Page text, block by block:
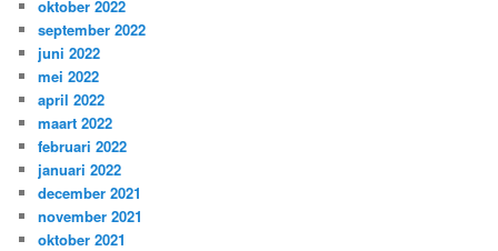
oktober 2022
september 2022
juni 2022
mei 2022
april 2022
maart 2022
februari 2022
januari 2022
december 2021
november 2021
oktober 2021